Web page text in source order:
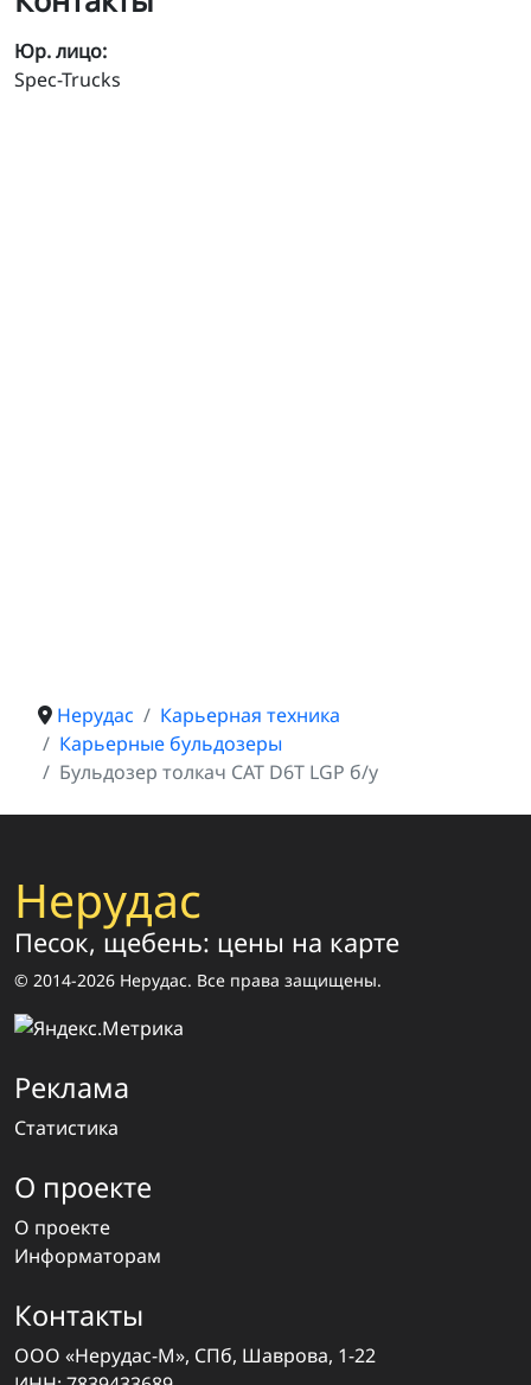
Юр. лицо:
Spec-Trucks
Нерудас
Карьерная техника
Карьерные бульдозеры
Бульдозер толкач CAT D6T LGP б/у
Нерудас
Песок, щебень: цены на карте
© 2014-2026 Нерудас. Все права защищены.
Реклама
Статистика
О проекте
О проекте
Информаторам
Контакты
ООО «Нерудас-М», СПб, Шаврова, 1-22